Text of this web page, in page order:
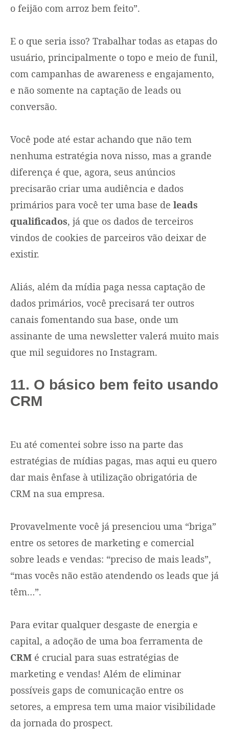
o feijão com arroz bem feito”.
E o que seria isso? Trabalhar todas as etapas do
usuário, principalmente o topo e meio de funil,
com campanhas de awareness e engajamento,
e não somente na captação de leads ou
conversão.
Você pode até estar achando que não tem
nenhuma estratégia nova nisso, mas a grande
diferença é que, agora, seus anúncios
precisarão criar uma audiência e dados
primários para você ter uma base de leads
qualificados, já que os dados de terceiros
vindos de cookies de parceiros vão deixar de
existir.
Aliás, além da mídia paga nessa captação de
dados primários, você precisará ter outros
canais fomentando sua base, onde um
assinante de uma newsletter valerá muito mais
que mil seguidores no Instagram.
11. O básico bem feito usando
CRM
Eu até comentei sobre isso na parte das
estratégias de mídias pagas, mas aqui eu quero
dar mais ênfase à utilização obrigatória de
CRM na sua empresa.
Provavelmente você já presenciou uma “briga”
entre os setores de marketing e comercial
sobre leads e vendas: “preciso de mais leads”,
“mas vocês não estão atendendo os leads que já
têm…”.
Para evitar qualquer desgaste de energia e
capital, a adoção de uma boa ferramenta de
CRM é crucial para suas estratégias de
marketing e vendas! Além de eliminar
possíveis gaps de comunicação entre os
setores, a empresa tem uma maior visibilidade
da jornada do prospect.